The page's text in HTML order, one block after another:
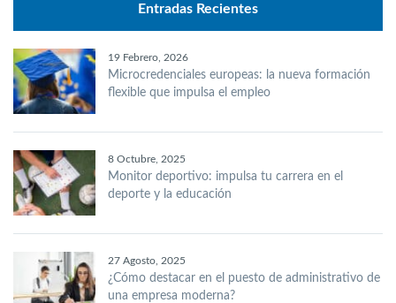
Entradas Recientes
19 Febrero, 2026
Microcredenciales europeas: la nueva formación
flexible que impulsa el empleo
8 Octubre, 2025
Monitor deportivo: impulsa tu carrera en el
deporte y la educación
27 Agosto, 2025
¿Cómo destacar en el puesto de administrativo de
una empresa moderna?